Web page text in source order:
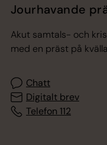
Jourhavande
Akut samtals- och
med en präst på
Chatt
Digitalt brev
Telefon 112